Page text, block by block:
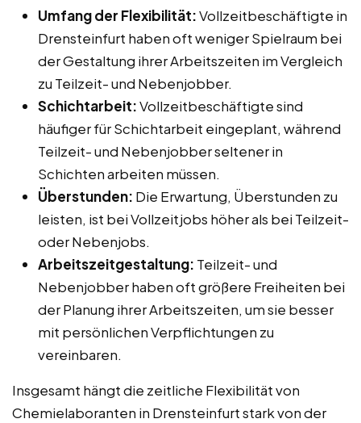
Umfang der Flexibilität:Vollzeitbeschäftigte in
Drensteinfurt haben oft weniger Spielraum bei
der Gestaltung ihrer Arbeitszeiten im Vergleich
zu Teilzeit- und Nebenjobber.
Schichtarbeit:Vollzeitbeschäftigte sind
häufiger für Schichtarbeit eingeplant, während
Teilzeit- und Nebenjobber seltener in
Schichten arbeiten müssen.
Überstunden: Die Erwartung, Überstunden zu
leisten, ist bei Vollzeitjobs höher als bei Teilzeit-
oder Nebenjobs.
Arbeitszeitgestaltung: Teilzeit- und
Nebenjobber haben oft größere Freiheiten bei
der Planung ihrer Arbeitszeiten, um sie besser
mit persönlichen Verpflichtungen zu
vereinbaren.
Insgesamt hängt die zeitliche Flexibilität von
Chemielaboranten in Drensteinfurt stark von der